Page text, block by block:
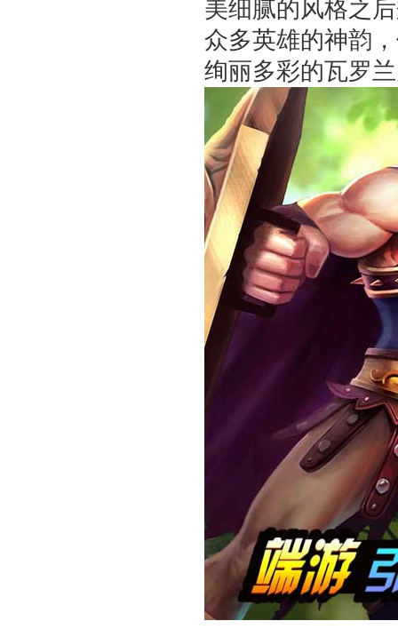
美细腻的风格之
众多英雄的神韵
绚丽多彩的瓦罗